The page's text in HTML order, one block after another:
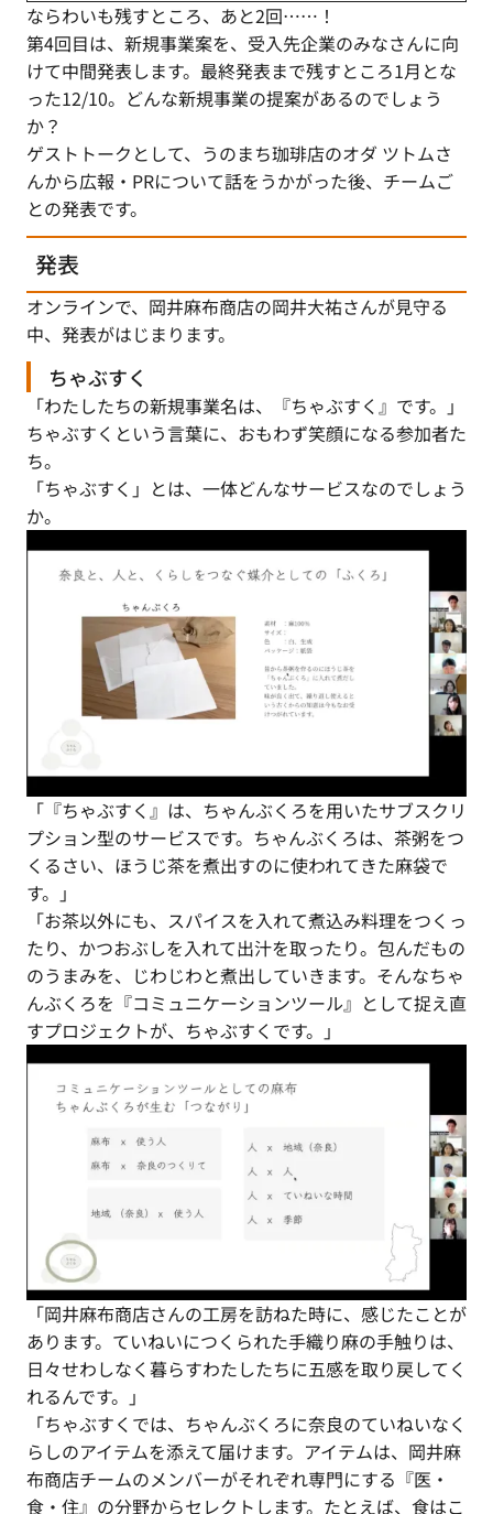
ならわいも残すところ、あと2回……！
第4回目は、新規事業案を、受入先企業のみなさんに向
けて中間発表します。最終発表まで残すところ1月とな
った12/10。どんな新規事業の提案があるのでしょう
か？
ゲストトークとして、うのまち珈琲店のオダ ツトムさ
んから広報・PRについて話をうかがった後、チームご
との発表です。
発表
オンラインで、岡井麻布商店の岡井大祐さんが見守る
中、発表がはじまります。
ちゃぶすく
「わたしたちの新規事業名は、『ちゃぶすく』です。」
ちゃぶすくという言葉に、おもわず笑顔になる参加者た
ち。
「ちゃぶすく」とは、一体どんなサービスなのでしょう
か。
「『ちゃぶすく』は、ちゃんぶくろを用いたサブスクリ
プション型のサービスです。ちゃんぶくろは、茶粥をつ
くるさい、ほうじ茶を煮出すのに使われてきた麻袋で
す。」
「お茶以外にも、スパイスを入れて煮込み料理をつくっ
たり、かつおぶしを入れて出汁を取ったり。包んだもの
のうまみを、じわじわと煮出していきます。そんなちゃ
んぶくろを『コミュニケーションツール』として捉え直
すプロジェクトが、ちゃぶすくです。」
「岡井麻布商店さんの工房を訪ねた時に、感じたことが
あります。ていねいにつくられた手織り麻の手触りは、
日々せわしなく暮らすわたしたちに五感を取り戻してく
れるんです。」
「ちゃぶすくでは、ちゃんぶくろに奈良のていねいなく
らしのアイテムを添えて届けます。アイテムは、岡井麻
布商店チームのメンバーがそれぞれ専門にする『医・
食・住』の分野からセレクトします。たとえば、食はこ